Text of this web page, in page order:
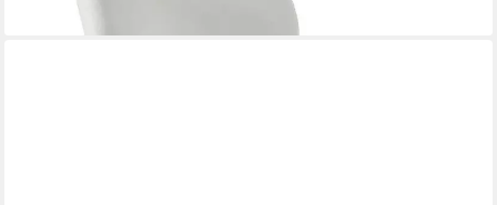
lieferbar - in 6-7 Werktagen bei dir